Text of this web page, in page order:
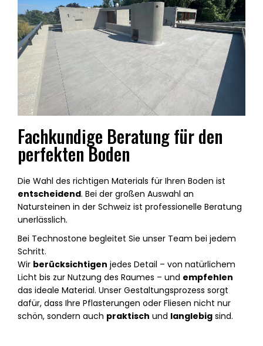
Fachkundige Beratung für den
perfekten Boden
Die Wahl des richtigen Materials für Ihren Boden ist
entscheidend. Bei der großen Auswahl an
Natursteinen in der Schweiz ist professionelle Beratung
unerlässlich.
Bei Technostone begleitet Sie unser Team bei jedem
Schritt.
Wir berücksichtigen jedes Detail – von natürlichem
Licht bis zur Nutzung des Raumes – und empfehlen
das ideale Material. Unser Gestaltungsprozess sorgt
dafür, dass Ihre Pflasterungen oder Fliesen nicht nur
schön, sondern auch praktisch und langlebig sind.